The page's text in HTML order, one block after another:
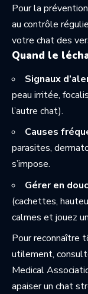
Pour la
au contrôle
votre chat des
Quand le
Signaux
peau irritée,
l’autre chat).
Causes
parasites,
s’impose.
Gérer en
(cachettes,
calmes et jouez
Pour reconnaître
utilement,
Medical
apaiser un chat